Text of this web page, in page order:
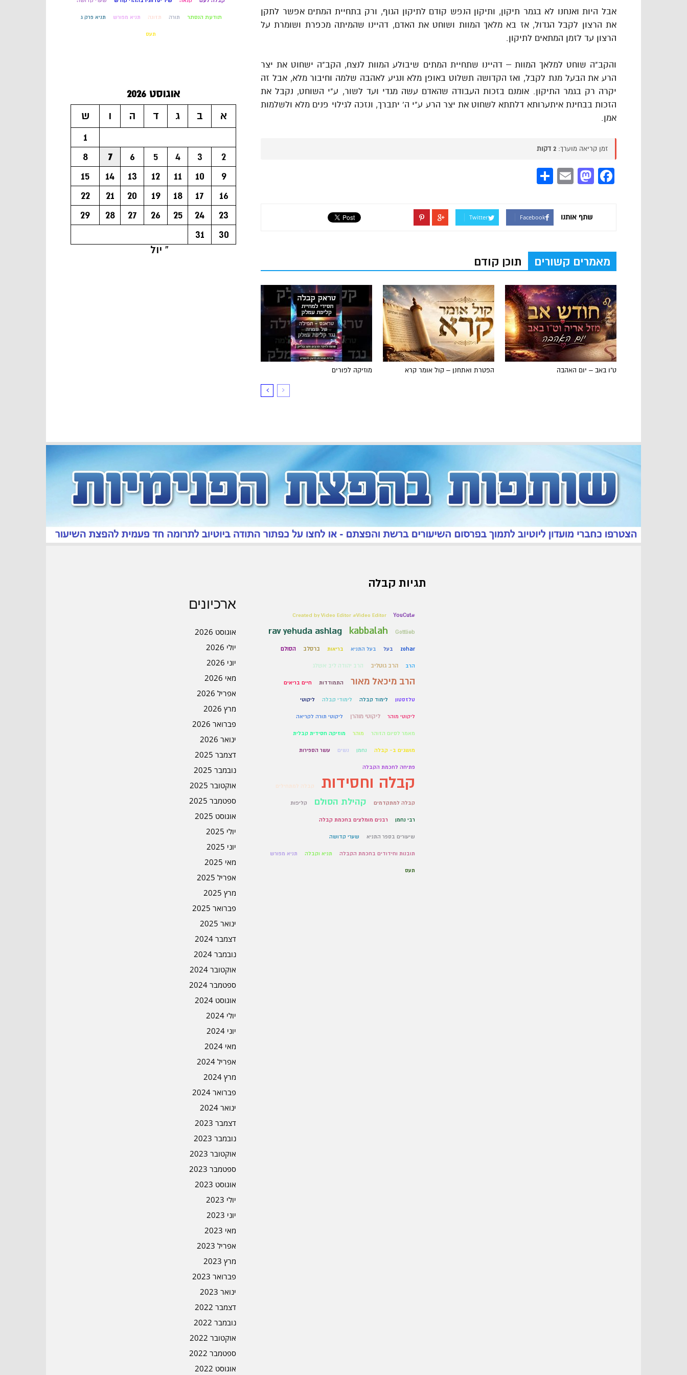
אבל היות ואנחנו לא בגמר תיקון, ותיקון הנפש קודם לתיקון הגוף, ורק בתחיית המתים אפשר לתקן
את הרצון לקבל הגדול, אז בא מלאך המוות ושוחט את האדם, דהיינו שהמיתה מכפרת ושומרת על
הרצון עד לזמן המתאים לתיקון.
והקב"ה שוחט למלאך המוות – דהיינו שתחיית המתים שיבולע המוות לנצח, הקב"ה ישחוט את יצר
הרע את הבעל מנת לקבל, ואז הקדושה תשלוט באופן מלא ונגיע לאהבה שלמה וחיבור מלא, אבל זה
יקרה רק בגמר התיקון. אומנם בזכות העבודה שהאדם עשה מגדי ועד לשור, ע"י השוחט, נקבל את
הזכות בבחינת איתערותא דלתתא לשחוט את יצר הרע ע"י ה' יתברך, ונזכה לגילוי פנים מלא ולשלמות
אמן.
זמן קריאה מוערך: 2 דקות
Facebook
Mastodon
Email
שתף אותנו Facebook
Twitter
מאמרים קשורים תוכן קודם
מוזיקה לפורים הפטרת ואתחנן – קול אומר קרא ט"ו באב – יום האהבה
תודעת הנסתר תורה תזונה תניא מפורש תניא פרק ג
תעס
אוגוסט 2026
א
ב ג ד ה ו
ש
1
2
3
4
5
6
7
8
9
10
11
12
13
14
15
16
17
18
19
20
21
22
23
24
25
26
27
28
29
30
31
« יול
ארכיונים
אוגוסט 2026
יולי 2026
יוני 2026
מאי 2026
אפריל 2026
מרץ 2026
פברואר 2026
ינואר 2026
דצמבר 2025
נובמבר 2025
אוקטובר 2025
ספטמבר 2025
אוגוסט 2025
יולי 2025
יוני 2025
מאי 2025
אפריל 2025
מרץ 2025
פברואר 2025
ינואר 2025
דצמבר 2024
נובמבר 2024
אוקטובר 2024
ספטמבר 2024
אוגוסט 2024
יולי 2024
יוני 2024
מאי 2024
אפריל 2024
מרץ 2024
פברואר 2024
ינואר 2024
דצמבר 2023
נובמבר 2023
אוקטובר 2023
ספטמבר 2023
אוגוסט 2023
יולי 2023
יוני 2023
מאי 2023
אפריל 2023
מרץ 2023
פברואר 2023
ינואר 2023
דצמבר 2022
נובמבר 2022
אוקטובר 2022
ספטמבר 2022
אוגוסט 2022
תגיות קבלה
#YouCut
Created by Video Editor #Video Editor
Gottlieb
kabbalah
rav yehuda ashlag
zohar בעל בעל התניא בריאות ברסלב הסולם
הרב הרב גוטליב הרב יהודה ליב אשלג
הרב מיכאל מאור התמודדות חיים בריאים
טלזסטון לימוד קבלה לימודי קבלה ליקוטי
ליקוטי מוהר ליקוטי מוהרן ליקוטי תורה לקריאה
מאמר לסיום הזוהר מוהר מוזיקה חסידית קבלית
מושגים ב- קבלה נחמן נשים עשר הספירות
פתיחה לחכמת הקבלה
קבלה וחסידות קבלה למתחילים
קבלה למתקדמים קהילת הסולם קליפות
רבי נחמן רבנים מומלצים בחכמת קבלה
שיעורים בספר התניא שערי קדושה
תובנות וחידודים בחכמת הקבלה תניא וקבלה תניא מפורש
תעס